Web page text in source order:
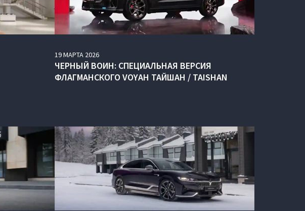
19МАРТА 2026
ЧЕРНЫЙ ВОИН: СПЕЦИАЛЬНАЯ ВЕРСИЯ
ФЛАГМАНСКОГО VOYAH ТАЙШАН / TAISHAN